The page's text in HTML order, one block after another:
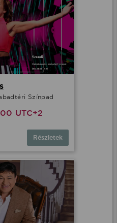
Színpad
UTC+2
Részletek